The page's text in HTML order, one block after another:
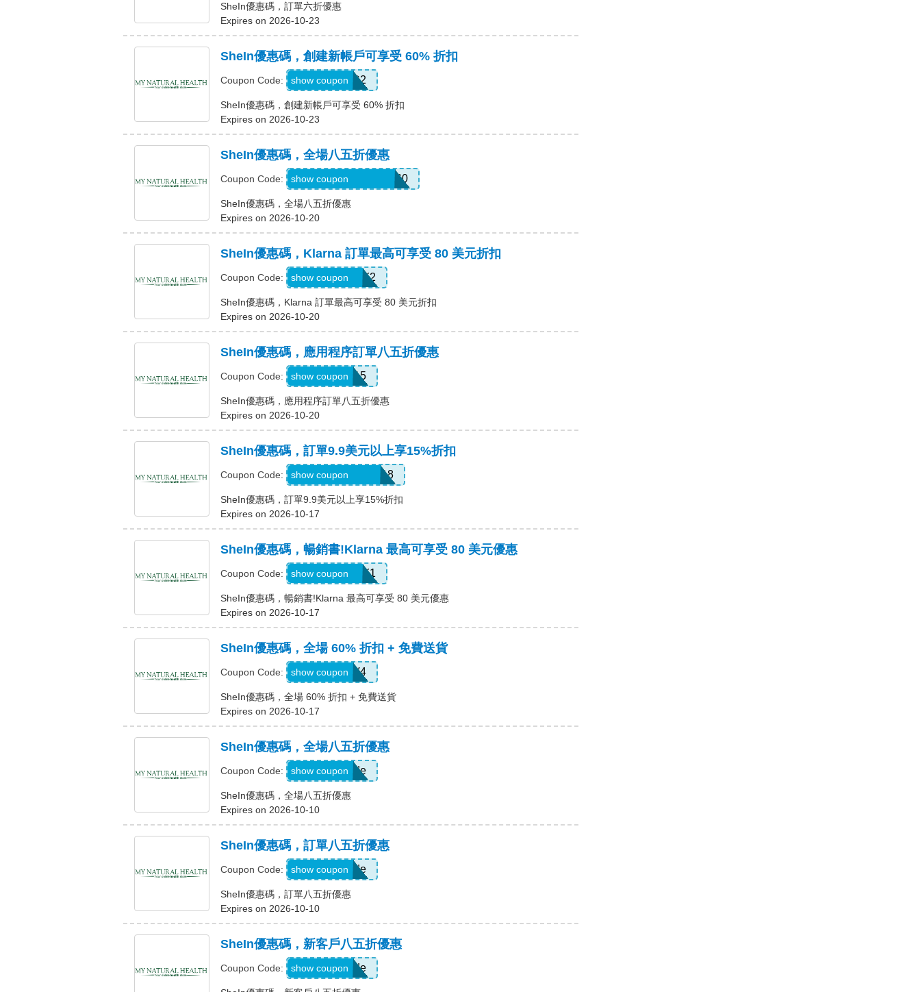
SheIn優惠碼，訂單六折優惠
Expires on 2026-10-23
SheIn優惠碼，創建新帳戶可享受 60% 折扣
Coupon Code: SWHC2
show coupon
SheIn優惠碼，創建新帳戶可享受 60% 折扣
Expires on 2026-10-23
SheIn優惠碼，全場八五折優惠
Coupon Code: S3mermaidinheels360
show coupon
SheIn優惠碼，全場八五折優惠
Expires on 2026-10-20
SheIn優惠碼，Klarna 訂單最高可享受 80 美元折扣
Coupon Code: KLARNAJULY2
show coupon
SheIn優惠碼，Klarna 訂單最高可享受 80 美元折扣
Expires on 2026-10-20
SheIn優惠碼，應用程序訂單八五折優惠
Coupon Code: APP15
show coupon
SheIn優惠碼，應用程序訂單八五折優惠
Expires on 2026-10-20
SheIn優惠碼，訂單9.9美元以上享15%折扣
Coupon Code: A6USquimimo7718
show coupon
SheIn優惠碼，訂單9.9美元以上享15%折扣
Expires on 2026-10-17
SheIn優惠碼，暢銷書!Klarna 最高可享受 80 美元優惠
Coupon Code: KLARNAJULY1
show coupon
SheIn優惠碼，暢銷書!Klarna 最高可享受 80 美元優惠
Expires on 2026-10-17
SheIn優惠碼，全場 60% 折扣 + 免費送貨
Coupon Code: LS8V4
show coupon
SheIn優惠碼，全場 60% 折扣 + 免費送貨
Expires on 2026-10-17
SheIn優惠碼，全場八五折優惠
Coupon Code: Show Code
show coupon
SheIn優惠碼，全場八五折優惠
Expires on 2026-10-10
SheIn優惠碼，訂單八五折優惠
Coupon Code: Show Code
show coupon
SheIn優惠碼，訂單八五折優惠
Expires on 2026-10-10
SheIn優惠碼，新客戶八五折優惠
Coupon Code: Show Code
show coupon